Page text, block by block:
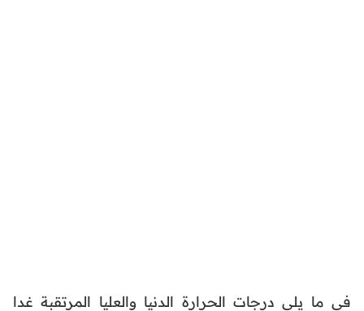
في ما يلي درجات الحرارة الدنيا والعليا المرتقبة غدا